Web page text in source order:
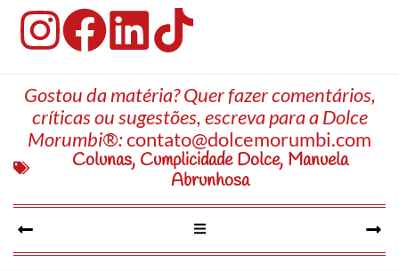
Gostou da matéria? Quer fazer comentários,
críticas ou sugestões, escreva para a Dolce
Morumbi®:contato@dolcemorumbi.com
Colunas, Cumplicidade Dolce, Manuela
Abrunhosa